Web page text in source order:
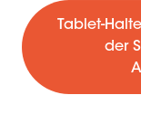
Tablet-
der